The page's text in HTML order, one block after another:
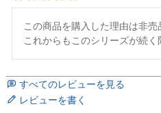
この商品を購入した理由は非売
これからもこのシリーズが続く
すべてのレビューを見る
レビューを書く